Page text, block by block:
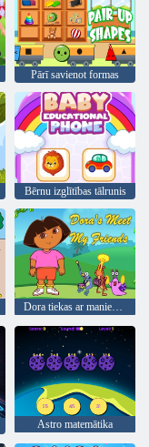
Pārī savienot formas
Bērnu izglītības tālrunis
Dora tiekas ar maniem draugiem
Astro matemātika